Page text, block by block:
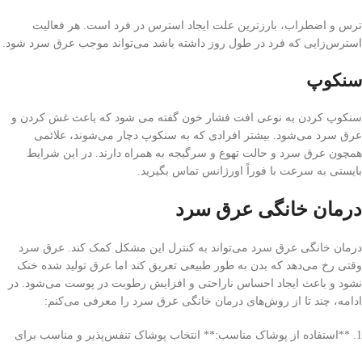
ترس و اضطراب، بارزترین علت ایجاد استرس در فرد است. هر فعالیت
استرس‌زایی که فرد در طول روز داشته باشد می‌تواند موجب عرق سرد شود.
سنکوپ
سنکوپ کردن به نوعی افت فشار خون گفته می شود که باعث غش کردن و
عرق سرد می‌شود. بیشتر افرادی که به سنکوپ دچار می‌شوند، علائمی
همچون عرق سرد و حالت تهوع و سرگیجه به همراه دارند. در این شرایط
بایستی به سرعت با فوراً اورژانس تماس بگیرید.
درمان خانگی عرق سرد
درمان خانگی عرق سرد می‌تواند به کنترل این مشکل کمک کند. عرق سرد
وقتی رخ می‌دهد که بدن به طور طبیعی تعریق کند اما عرق تولید شده خنک
نشود و باعث ایجاد احساس ناراحتی و افزایش رطوبت در پوست می‌شود. در
ادامه، چند تا از روش‌های درمان خانگی عرق سرد را معرفی می‌کنم:
1. **استفاده از پوشاک مناسب:** انتخاب پوشاک تنفس‌پذیر و مناسب برای